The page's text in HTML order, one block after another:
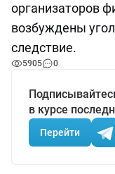
организаторов
возбуждены
следствие.
5905 0
в курсе
Перейти